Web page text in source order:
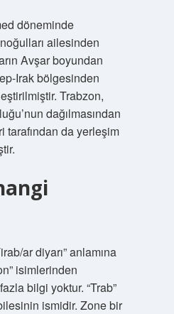
döneminde
ailesinden
Avşar boyundan
Irak bölgesinden
Trabzon,
dağılmasından
tarafından da yerleşim
ar diyarı” anlamına
isimlerinden
bilgi yoktur. “Trab”
ismidir. Zone bir